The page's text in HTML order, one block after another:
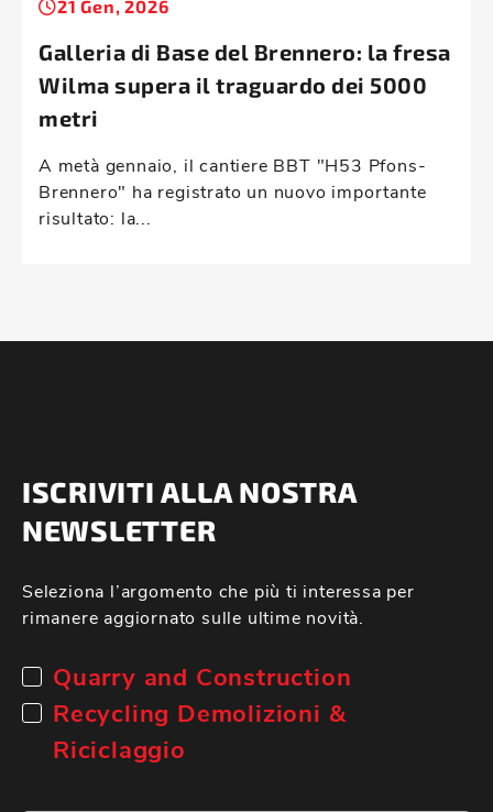
21 Gen, 2026
Galleria di Base del Brennero: la fresa
Wilma supera il traguardo dei 5000
metri
A metà gennaio, il cantiere BBT "H53 Pfons-
Brennero" ha registrato un nuovo importante
risultato: la...
ISCRIVITI ALLA NOSTRA
NEWSLETTER
Seleziona l’argomento che più ti interessa per
rimanere aggiornato sulle ultime novità.
Quarry and Construction
Recycling Demolizioni &
Riciclaggio